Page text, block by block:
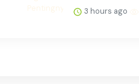
3 hours ago